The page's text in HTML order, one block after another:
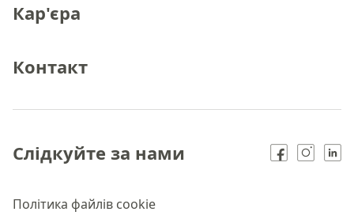
Кар'єра
Контакт
Політика файлів cookie
Слідкуйте за нами